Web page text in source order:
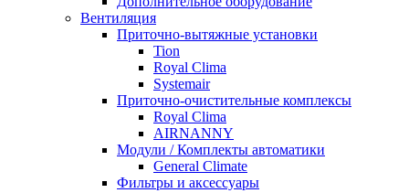
Вентиляция
Приточно-вытяжные установки
Tion
Royal Clima
Systemair
Приточно-очистительные комплексы
Royal Clima
AIRNANNY
Модули / Комплекты автоматики
General Climate
Фильтры и аксессуары